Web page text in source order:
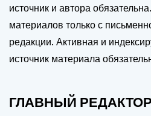
источник и автора
материалов только с
редакции. Активная и
источник материала
ГЛАВНЫЙ РЕДАКТОР